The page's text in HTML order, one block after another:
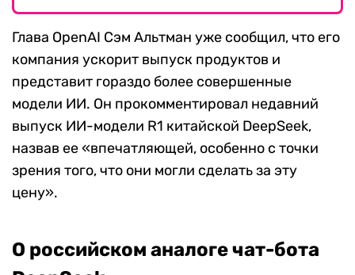
Глава OpenAI Сэм Альтман уже сообщил, что его
компания ускорит выпуск продуктов и
представит гораздо более совершенные
модели ИИ. Он прокомментировал недавний
выпуск ИИ-модели R1 китайской DeepSeek,
назвав ее «впечатляющей, особенно с точки
зрения того, что они могли сделать за эту
цену».
О российском аналоге чат-бота